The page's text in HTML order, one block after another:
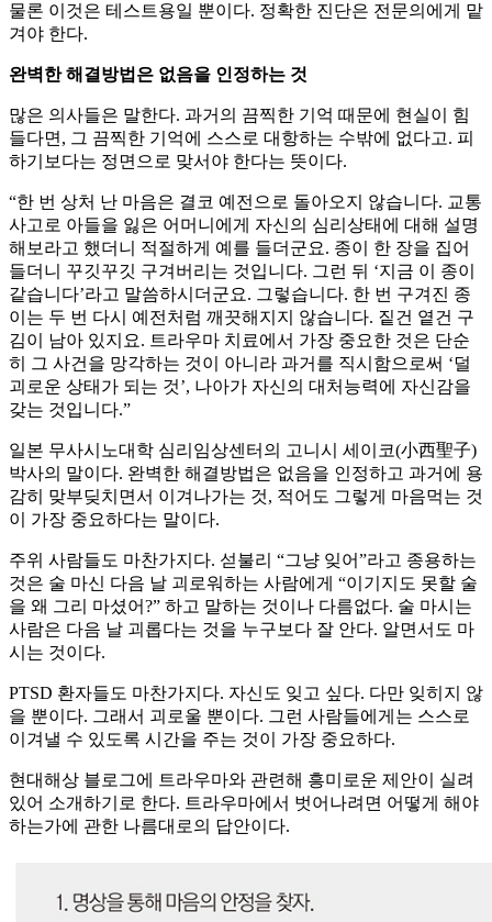
물론 이것은 테스트용일 뿐이다. 정확한 진단은 전문의에게 맡
겨야 한다.
완벽한 해결방법은 없음을 인정하는 것
많은 의사들은 말한다. 과거의 끔찍한 기억 때문에 현실이 힘
들다면, 그 끔찍한 기억에 스스로 대항하는 수밖에 없다고. 피
하기보다는 정면으로 맞서야 한다는 뜻이다.
“한 번 상처 난 마음은 결코 예전으로 돌아오지 않습니다. 교통
사고로 아들을 잃은 어머니에게 자신의 심리상태에 대해 설명
해보라고 했더니 적절하게 예를 들더군요. 종이 한 장을 집어
들더니 꾸깃꾸깃 구겨버리는 것입니다. 그런 뒤 ‘지금 이 종이
같습니다’라고 말씀하시더군요. 그렇습니다. 한 번 구겨진 종
이는 두 번 다시 예전처럼 깨끗해지지 않습니다. 짙건 옅건 구
김이 남아 있지요. 트라우마 치료에서 가장 중요한 것은 단순
히 그 사건을 망각하는 것이 아니라 과거를 직시함으로써 ‘덜
괴로운 상태가 되는 것’, 나아가 자신의 대처능력에 자신감을
갖는 것입니다.”
일본 무사시노대학 심리임상센터의 고니시 세이코(小西聖子)
박사의 말이다. 완벽한 해결방법은 없음을 인정하고 과거에 용
감히 맞부딪치면서 이겨나가는 것, 적어도 그렇게 마음먹는 것
이 가장 중요하다는 말이다.
주위 사람들도 마찬가지다. 섣불리 “그냥 잊어”라고 종용하는
것은 술 마신 다음 날 괴로워하는 사람에게 “이기지도 못할 술
을 왜 그리 마셨어?” 하고 말하는 것이나 다름없다. 술 마시는
사람은 다음 날 괴롭다는 것을 누구보다 잘 안다. 알면서도 마
시는 것이다.
PTSD 환자들도 마찬가지다. 자신도 잊고 싶다. 다만 잊히지 않
을 뿐이다. 그래서 괴로울 뿐이다. 그런 사람들에게는 스스로
이겨낼 수 있도록 시간을 주는 것이 가장 중요하다.
현대해상 블로그에 트라우마와 관련해 흥미로운 제안이 실려
있어 소개하기로 한다. 트라우마에서 벗어나려면 어떻게 해야
하는가에 관한 나름대로의 답안이다.